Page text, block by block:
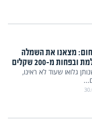
מצאנו את השמלה
מ-200 שקלים
גלואו שעוד לא ראינו,